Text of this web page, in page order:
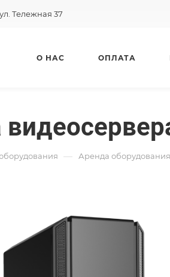
Тележная 37
О НАС ОПЛАТА
— Аренда